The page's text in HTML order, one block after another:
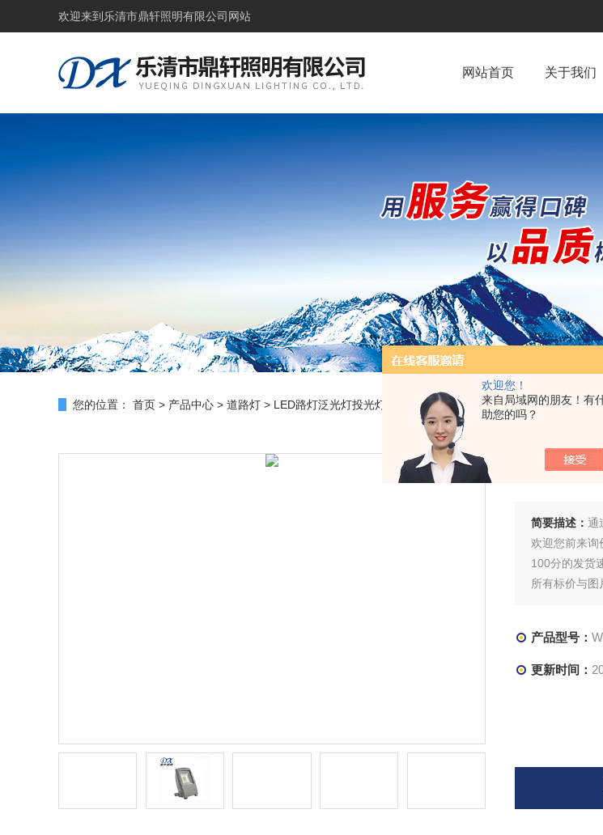
欢迎您！
来自局域网的朋友！有
助您的吗？
欢迎来到 乐清市鼎轩照明有限公司网站
网站首页 关于我们
您的位置： 首页 > 产品中心 > 道路灯 > LED路灯泛光灯投光灯 > WY2970通道吸顶/壁挂式WY2970LED
通道
简要描述： 通
欢迎您前来询
100分的发货
所有标价与图
产品型号：
更新时间：